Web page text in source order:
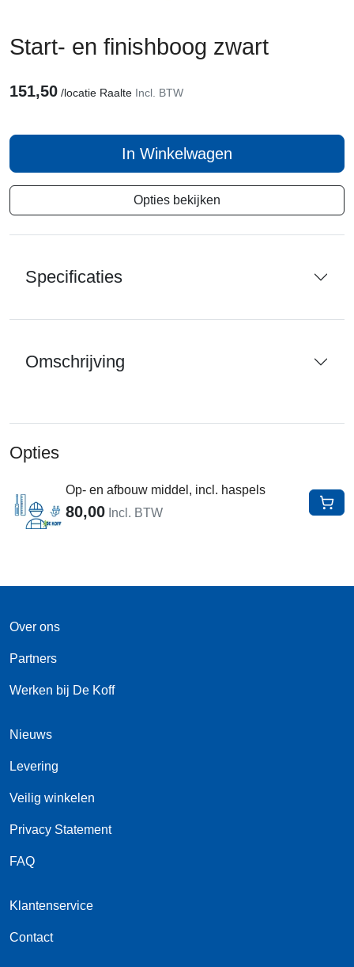
Start- en finishboog zwart
151,50 /locatie Raalte Incl. BTW
In Winkelwagen
Opties bekijken
Specificaties
Omschrijving
Opties
Op- en afbouw middel, incl. haspels
80,00 Incl. BTW In
Over ons
Partners
Werken bij De Koff
Nieuws
Levering
Veilig winkelen
Privacy Statement
FAQ
Klantenservice
Contact